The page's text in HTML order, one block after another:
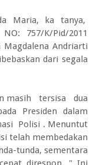
Maria, ka tanya,
757/K/Pid/2011
Andriarti
dari segala
masih tersisa dua
Presiden dalam
Polisi . Menuntut
telah membedakan
tunda, sementara